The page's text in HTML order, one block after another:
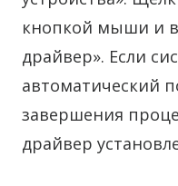
кнопкой мыши и
драйвер». Если
автоматический
завершения
драйвер